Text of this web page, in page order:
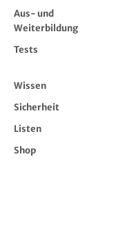
Aus- und
Weiterbildung
Tests
Wissen
Sicherheit
Listen
Shop